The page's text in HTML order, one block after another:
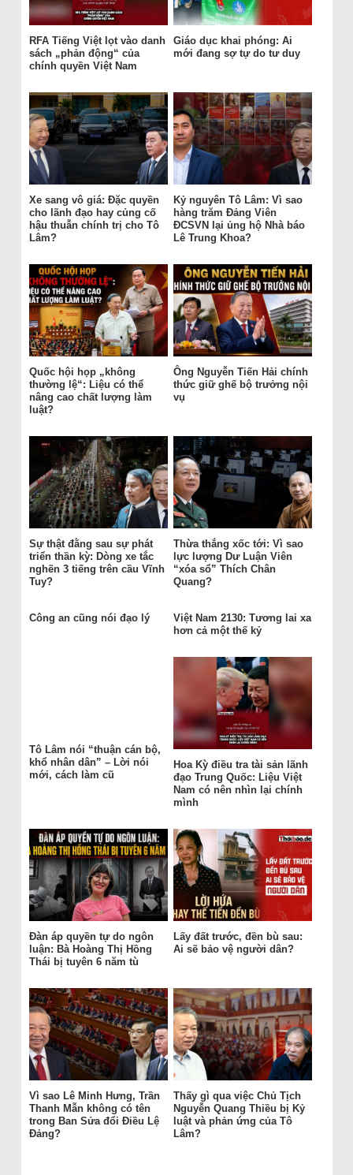
RFA Tiếng Việt lọt vào danh
sách „phản động“ của
chính quyền Việt Nam
Giáo dục khai phóng: Ai
mới đang sợ tự do tư duy
Xe sang vô giá: Đặc quyền
cho lãnh đạo hay củng cố
hậu thuẫn chính trị cho Tô
Lâm?
Kỷ nguyên Tô Lâm: Vì sao
hàng trăm Đảng Viên
ĐCSVN lại ủng hộ Nhà báo
Lê Trung Khoa?
Quốc hội họp „không
thường lệ“: Liệu có thể
nâng cao chất lượng làm
luật?
Ông Nguyễn Tiến Hải chính
thức giữ ghế bộ trưởng nội
vụ
Sự thật đằng sau sự phát
triển thần kỳ: Dòng xe tắc
nghẽn 3 tiếng trên cầu Vĩnh
Tuy?
Thừa thắng xốc tới: Vì sao
lực lượng Dư Luận Viên
“xóa sổ” Thích Chân
Quang?
Công an cũng nói đạo lý
Việt Nam 2130: Tương lai xa
hơn cả một thế kỷ
Tô Lâm nói “thuận cán bộ,
khổ nhân dân” – Lời nói
mới, cách làm cũ
Hoa Kỳ điều tra tài sản lãnh
đạo Trung Quốc: Liệu Việt
Nam có nên nhìn lại chính
mình
Đàn áp quyền tự do ngôn
luận: Bà Hoàng Thị Hồng
Thái bị tuyên 6 năm tù
Lấy đất trước, đền bù sau:
Ai sẽ bảo vệ người dân?
Vì sao Lê Minh Hưng, Trần
Thanh Mẫn không có tên
trong Ban Sửa đổi Điều Lệ
Đảng?
Thấy gì qua việc Chủ Tịch
Nguyễn Quang Thiều bị Kỷ
luật và phản ứng của Tô
Lâm?